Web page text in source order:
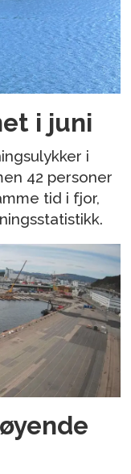
i juni
i
42 personer
tid i fjor,